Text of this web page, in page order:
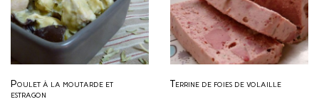
Poulet à la moutarde et
estragon
Terrine de foies de volaille